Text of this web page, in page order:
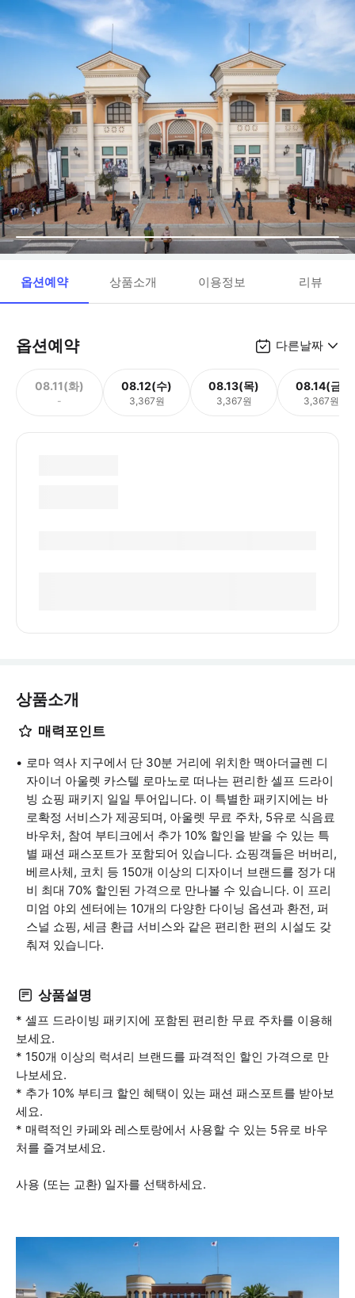
옵션예약 상품소개 이용정보 리뷰
옵션예약 다른날짜
08.11(화)
-
08.12(수)
3,367원
08.13(목)
3,367원
08.14(금)
3,367원
상품소개
매력포인트
로마 역사 지구에서 단 30분 거리에 위치한 맥아더글렌 디
자이너 아울렛 카스텔 로마노로 떠나는 편리한 셀프 드라이
빙 쇼핑 패키지 일일 투어입니다. 이 특별한 패키지에는 바
로확정 서비스가 제공되며, 아울렛 무료 주차, 5유로 식음료
바우처, 참여 부티크에서 추가 10% 할인을 받을 수 있는 특
별 패션 패스포트가 포함되어 있습니다. 쇼핑객들은 버버리,
베르사체, 코치 등 150개 이상의 디자이너 브랜드를 정가 대
비 최대 70% 할인된 가격으로 만나볼 수 있습니다. 이 프리
미엄 야외 센터에는 10개의 다양한 다이닝 옵션과 환전, 퍼
스널 쇼핑, 세금 환급 서비스와 같은 편리한 편의 시설도 갖
춰져 있습니다.
상품설명
* 셀프 드라이빙 패키지에 포함된 편리한 무료 주차를 이용해
보세요.
* 150개 이상의 럭셔리 브랜드를 파격적인 할인 가격으로 만
나보세요.
* 추가 10% 부티크 할인 혜택이 있는 패션 패스포트를 받아보
세요.
* 매력적인 카페와 레스토랑에서 사용할 수 있는 5유로 바우
처를 즐겨보세요.
사용 (또는 교환) 일자를 선택하세요.